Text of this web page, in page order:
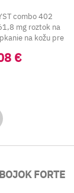
combo 402
mg roztok na
na kožu pre
€
FORTE